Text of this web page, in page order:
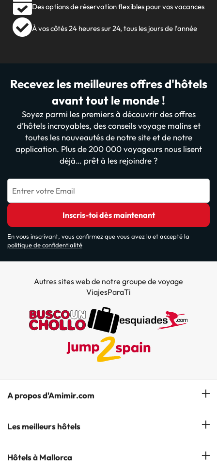
Des options de réservation flexibles pour vos vacances
À vos côtés 24 heures sur 24, tous les jours de l'année
Recevez les meilleures offres d'hôtels
avant tout le monde !
Soyez parmi les premiers à découvrir des offres
d’hôtels incroyables, des conseils voyage malins et
toutes les nouveautés de notre site et de notre
application. Plus de 200 000 voyageurs nous lisent
déjà… prêt à les rejoindre ?
Entrer votre Email
Inscris-toi dès maintenant
En vous inscrivant, vous confirmez que vous avez lu et accepté la
politique de confidentialité
Autres sites web de notre groupe de voyage
ViajesParaTi
A propos d'Amimir.com
Notre équipe
S'abonner à notre bulletin d'information
Les meilleurs hôtels
Hôtels à Salou
Hôtels à Mallorca